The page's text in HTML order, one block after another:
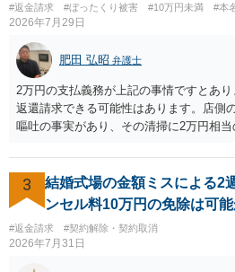
#返金請求 #ぼったくり被害 #10万円未満 #本
2026年7月29日
肥田 弘昭 弁護士
2万円の支払義務が上記の事情ですとあ
返還請求できる可能性はあります。店側
嘔吐の事実があり、その清掃に2万円相
3
結婚式場の金額ミスによる2
ンセル料10万円の免除は可能
#返金請求 #契約解除・契約取消
2026年7月31日